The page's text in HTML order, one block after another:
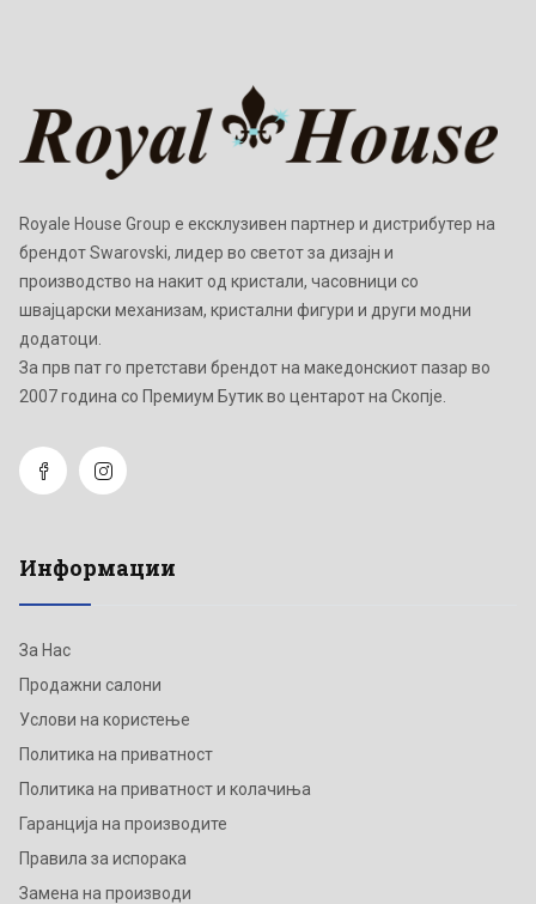
Royale House Group е ексклузивен партнер и дистрибутер на
брендот Swarovski, лидер во светот за дизајн и
производство на накит од кристали, часовници со
швајцарски механизам, кристални фигури и други модни
додатоци.
Зa прв пат го претстави брендот на македонскиот пазар во
2007 година со Премиум Бутик во центарот на Скопје.
Информации
За Нас
Продажни салони
Услови на користење
Политика на приватност
Политика на приватност и колачиња
Гаранција на производите
Правила за испорака
Замена на производи